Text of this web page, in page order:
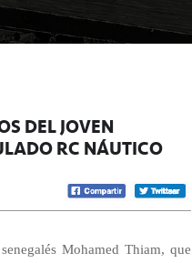
DEL JOVEN
RC NÁUTICO
senegalés Mohamed Thiam, que